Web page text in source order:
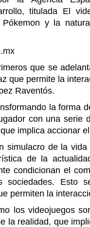
titulada El
Pókemon y la
que se
que permite la
Raventós.
la forma
con una serie
implica accionar
simulacro de la vida
de la
condicionan el
Esto
permiten la
los videojuegos
la realidad, que